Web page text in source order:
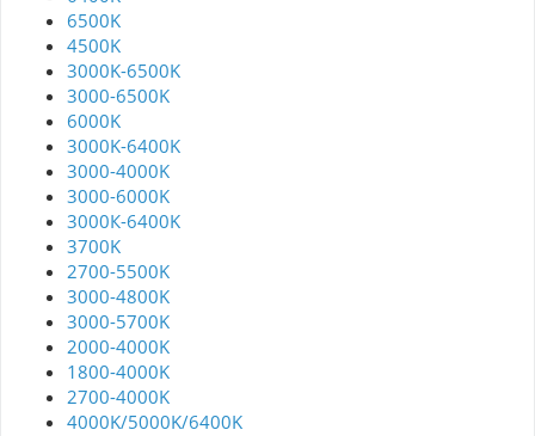
6500K
4500K
3000K-6500K
3000-6500K
6000K
3000K-6400K
3000-4000K
3000-6000K
3000К-6400K
3700K
2700-5500K
3000-4800K
3000-5700K
2000-4000K
1800-4000K
2700-4000K
4000K/5000K/6400K